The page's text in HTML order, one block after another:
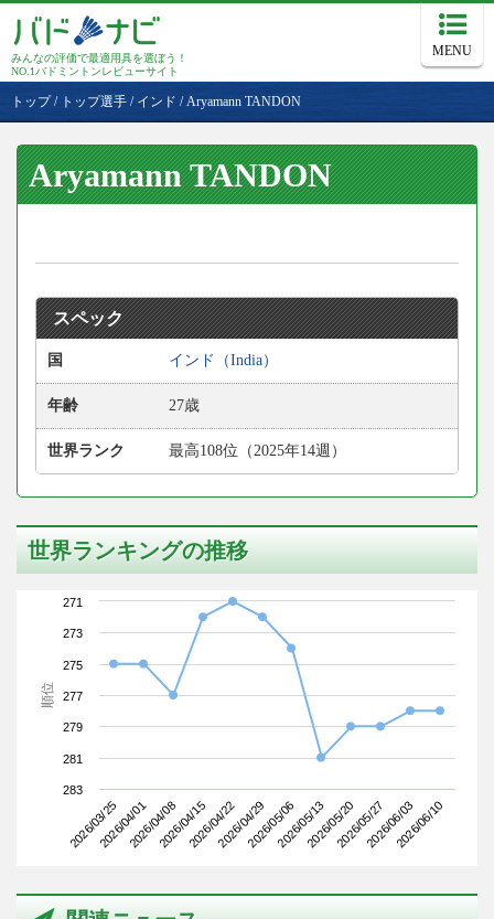
みんなの評価で最適用具を選ぼう！
NO.1バドミントンレビューサイト
MENU
トップ/ トップ選手 / インド / Aryamann TANDON
Aryamann TANDON
スペック
国 インド（India）
年齢 27歳
世界ランク 最高108位（2025年14週）
世界ランキングの推移
順位
2026/03/252026/04/012026/04/082026/04/152026/04/222026/04/292026/05/062026/05/132026/05/202026/05/272026/06/032026/06/10
271
273
275
277
279
281
283